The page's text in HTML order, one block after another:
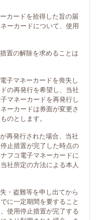
カードを拾得した旨の届
ーカードについて、使用
置の解除を求めることは
子マネーカードを喪失し
の再発行を希望し、当社
マネーカードを再発行し
ーカードは券面が変更さ
のとします。
再発行された場合、当社
止措置が完了した時点の
フコ電子マネーカードに
社所定の方法による本人
・盗難等を申し出てから
に一定期間を要すること
使用停止措置が完了する